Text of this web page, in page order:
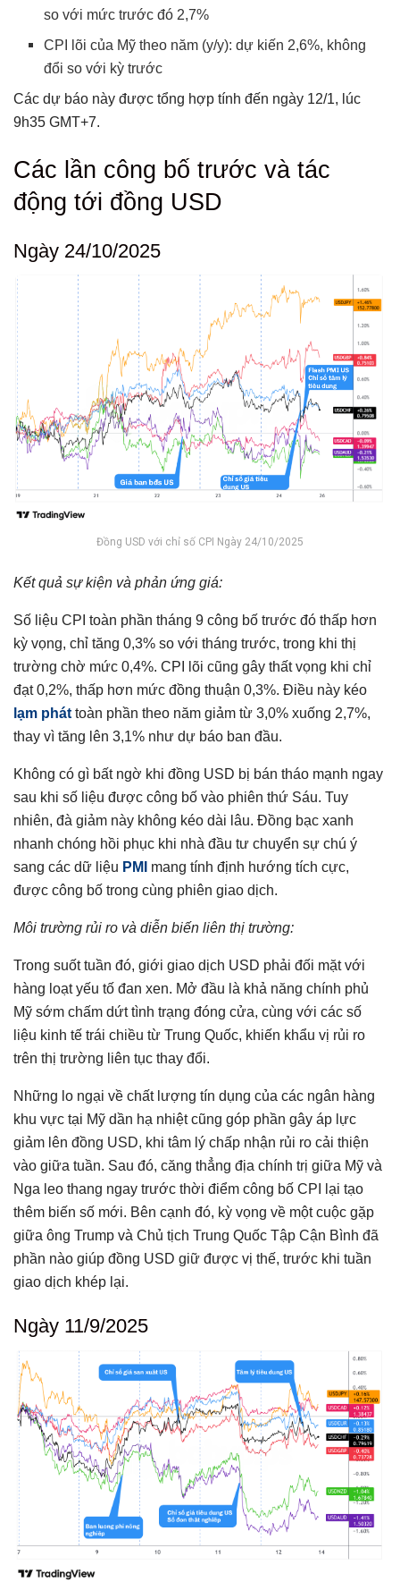
so với mức trước đó 2,7%
CPI lõi của Mỹ theo năm (y/y): dự kiến 2,6%, không
đổi so với kỳ trước
Các dự báo này được tổng hợp tính đến ngày 12/1, lúc
9h35 GMT+7.
Các lần công bố trước và tác
động tới đồng USD
Ngày 24/10/2025
Đồng USD với chỉ số CPI Ngày 24/10/2025
Kết quả sự kiện và phản ứng giá:
Số liệu CPI toàn phần tháng 9 công bố trước đó thấp hơn
kỳ vọng, chỉ tăng 0,3% so với tháng trước, trong khi thị
trường chờ mức 0,4%. CPI lõi cũng gây thất vọng khi chỉ
đạt 0,2%, thấp hơn mức đồng thuận 0,3%. Điều này kéo
lạm phát toàn phần theo năm giảm từ 3,0% xuống 2,7%,
thay vì tăng lên 3,1% như dự báo ban đầu.
Không có gì bất ngờ khi đồng USD bị bán tháo mạnh ngay
sau khi số liệu được công bố vào phiên thứ Sáu. Tuy
nhiên, đà giảm này không kéo dài lâu. Đồng bạc xanh
nhanh chóng hồi phục khi nhà đầu tư chuyển sự chú ý
sang các dữ liệu PMI
mang tính định hướng tích cực,
được công bố trong cùng phiên giao dịch.
Môi trường rủi ro và diễn biến liên thị trường:
Trong suốt tuần đó, giới giao dịch USD phải đối mặt với
hàng loạt yếu tố đan xen. Mở đầu là khả năng chính phủ
Mỹ sớm chấm dứt tình trạng đóng cửa, cùng với các số
liệu kinh tế trái chiều từ Trung Quốc, khiến khẩu vị rủi ro
trên thị trường liên tục thay đổi.
Những lo ngại về chất lượng tín dụng của các ngân hàng
khu vực tại Mỹ dần hạ nhiệt cũng góp phần gây áp lực
giảm lên đồng USD, khi tâm lý chấp nhận rủi ro cải thiện
vào giữa tuần. Sau đó, căng thẳng địa chính trị giữa Mỹ và
Nga leo thang ngay trước thời điểm công bố CPI lại tạo
thêm biến số mới. Bên cạnh đó, kỳ vọng về một cuộc gặp
giữa ông Trump và Chủ tịch Trung Quốc Tập Cận Bình đã
phần nào giúp đồng USD giữ được vị thế, trước khi tuần
giao dịch khép lại.
Ngày 11/9/2025